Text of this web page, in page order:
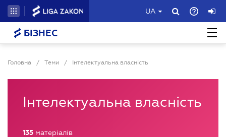
UA
БІЗНЕС
Головна / Теми / Інтелектуальна власність
Інтелектуальна власність
135 матеріалів